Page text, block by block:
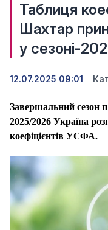
Таблиця
Шахтар
у сезоні-
12.07.2025 09:01
Завершальний сезон
2025/2026 Україна
коефіцієнтів УЄФА.